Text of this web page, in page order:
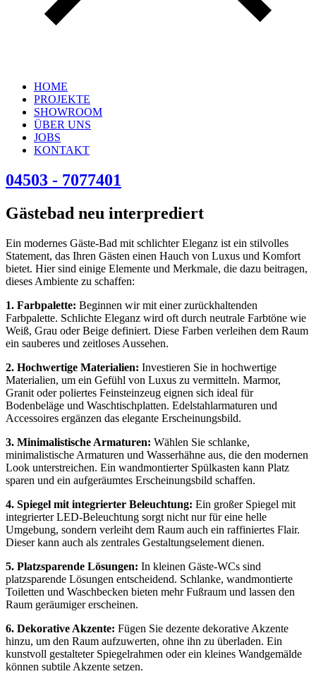
HOME
PROJEKTE
SHOWROOM
ÜBER UNS
JOBS
KONTAKT
04503 - 7077401
Gästebad neu interprediert
Ein modernes Gäste-Bad mit schlichter Eleganz ist ein stilvolles
Statement, das Ihren Gästen einen Hauch von Luxus und Komfort
bietet. Hier sind einige Elemente und Merkmale, die dazu beitragen,
dieses Ambiente zu schaffen:
1. Farbpalette: Beginnen wir mit einer zurückhaltenden
Farbpalette. Schlichte Eleganz wird oft durch neutrale Farbtöne wie
Weiß, Grau oder Beige definiert. Diese Farben verleihen dem Raum
ein sauberes und zeitloses Aussehen.
2. Hochwertige Materialien: Investieren Sie in hochwertige
Materialien, um ein Gefühl von Luxus zu vermitteln. Marmor,
Granit oder poliertes Feinsteinzeug eignen sich ideal für
Bodenbeläge und Waschtischplatten. Edelstahlarmaturen und
Accessoires ergänzen das elegante Erscheinungsbild.
3. Minimalistische Armaturen: Wählen Sie schlanke,
minimalistische Armaturen und Wasserhähne aus, die den modernen
Look unterstreichen. Ein wandmontierter Spülkasten kann Platz
sparen und ein aufgeräumtes Erscheinungsbild schaffen.
4. Spiegel mit integrierter Beleuchtung: Ein großer Spiegel mit
integrierter LED-Beleuchtung sorgt nicht nur für eine helle
Umgebung, sondern verleiht dem Raum auch ein raffiniertes Flair.
Dieser kann auch als zentrales Gestaltungselement dienen.
5. Platzsparende Lösungen: In kleinen Gäste-WCs sind
platzsparende Lösungen entscheidend. Schlanke, wandmontierte
Toiletten und Waschbecken bieten mehr Fußraum und lassen den
Raum geräumiger erscheinen.
6. Dekorative Akzente: Fügen Sie dezente dekorative Akzente
hinzu, um den Raum aufzuwerten, ohne ihn zu überladen. Ein
kunstvoll gestalteter Spiegelrahmen oder ein kleines Wandgemälde
können subtile Akzente setzen.